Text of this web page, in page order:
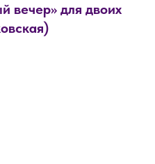
вечер» для двоих